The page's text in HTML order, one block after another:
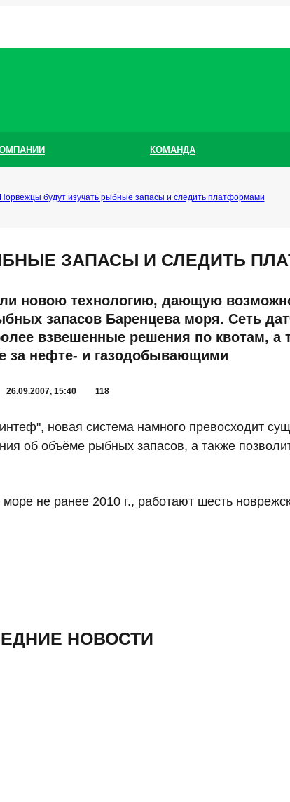
КОМАНДА
будут изучать рыбные запасы и следить платформами
ЗАПАСЫ И СЛЕДИТЬ
новою технологию, дающую
запасов Баренцева моря. Сеть
взвешенные решения по квотам, а
за нефте- и газодобывающими
26.09.2007, 15:40 118
новая система намного превосходит
об объёме рыбных запасов, а также
не ранее 2010 г., работают шесть
НОВОСТИ